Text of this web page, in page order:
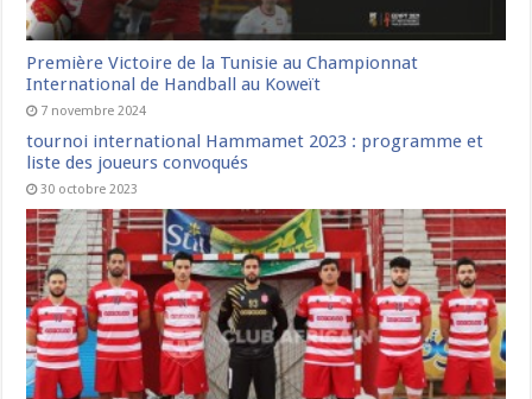
Première Victoire de la Tunisie au Championnat
International de Handball au Koweït
7 novembre 2024
tournoi international Hammamet 2023 : programme et
liste des joueurs convoqués
30 octobre 2023